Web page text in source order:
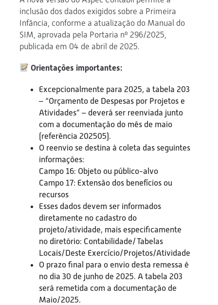
inclusão dos dados exigidos sobre a Primeira
Infância, conforme a atualização do Manual do
SIM, aprovada pela Portaria nº 296/2025,
publicada em 04 de abril de 2025.
Orientações importantes:
Excepcionalmente para 2025, a tabela 203
– “Orçamento de Despesas por Projetos e
Atividades” – deverá ser reenviada junto
com a documentação do mês de maio
(referência 202505).
O reenvio se destina à coleta das seguintes
informações:
Campo 16: Objeto ou público-alvo
Campo 17: Extensão dos benefícios ou
recursos
Esses dados devem ser informados
diretamente no cadastro do
projeto/atividade, mais especificamente
no diretório: Contabilidade/Tabelas
Locais/Deste Exercício/Projetos/Atividade
O prazo final para o envio desta remessa é
no dia 30 de junho de 2025. A tabela 203
será remetida com a documentação de
Maio/2025.